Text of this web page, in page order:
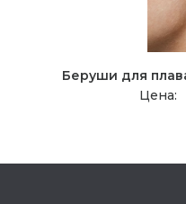
Беруши для
Цена: